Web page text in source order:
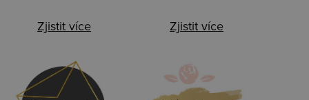
Zjistit více Zjistit více